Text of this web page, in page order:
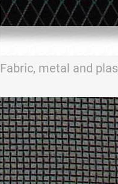
Fabric, metal and